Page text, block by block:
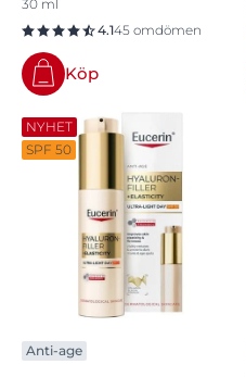
30 ml
4.145 omdömen
Köp
NYHET
SPF 50
Anti-age